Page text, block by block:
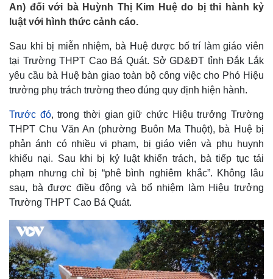
An) đối với bà Huỳnh Thị Kim Huệ do bị thi hành kỷ
luật với hình thức cảnh cáo.
Sau khi bị miễn nhiệm, bà Huệ được bố trí làm giáo viên
tại Trường THPT Cao Bá Quát. Sở GD&ĐT tỉnh Đắk Lắk
yêu cầu bà Huệ bàn giao toàn bộ công việc cho Phó Hiệu
trưởng phụ trách trường theo đúng quy định hiện hành.
Trước đó, trong thời gian giữ chức Hiệu trưởng Trường
THPT Chu Văn An (phường Buôn Ma Thuột), bà Huệ bị
phản ánh có nhiều vi phạm, bị giáo viên và phụ huynh
khiếu nại. Sau khi bị kỷ luật khiển trách, bà tiếp tục tái
phạm nhưng chỉ bị “phê bình nghiêm khắc”. Không lâu
sau, bà được điều động và bổ nhiệm làm Hiệu trưởng
Trường THPT Cao Bá Quát.